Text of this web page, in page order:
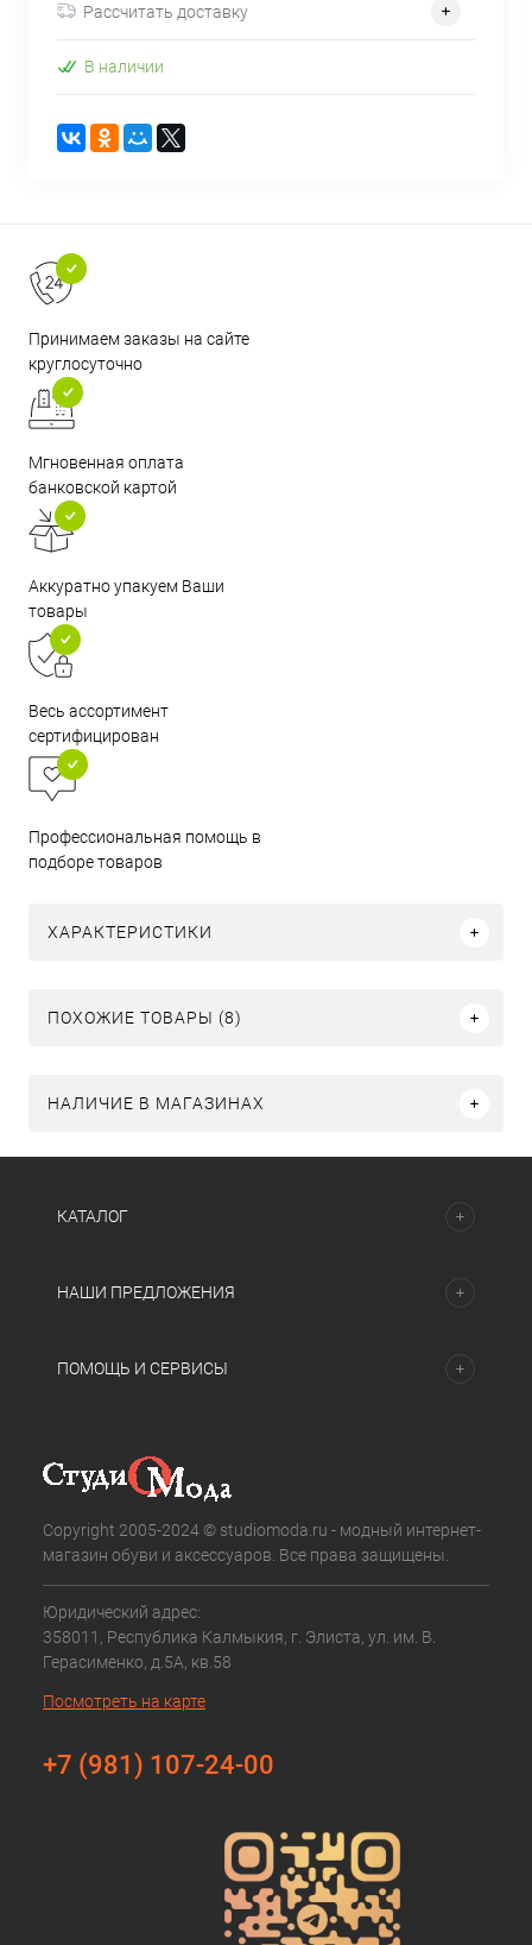
Рассчитать доставку
В наличии
Принимаем заказы на сайте
круглосуточно
Мгновенная оплата
банковской картой
Аккуратно упакуем Ваши
товары
Весь ассортимент
сертифицирован
Профессиональная помощь в
подборе товаров
ХАРАКТЕРИСТИКИ
ПОХОЖИЕ ТОВАРЫ (8)
НАЛИЧИЕ В МАГАЗИНАХ
КАТАЛОГ
НАШИ ПРЕДЛОЖЕНИЯ
ПОМОЩЬ И СЕРВИСЫ
Copyright 2005-2024 © studiomoda.ru - модный интернет-
магазин обуви и аксессуаров. Все права защищены.
Юридический адрес:
358011, Республика Калмыкия, г. Элиста, ул. им. В.
Герасименко, д.5А, кв.58
Посмотреть на карте
+7 (981) 107-24-00